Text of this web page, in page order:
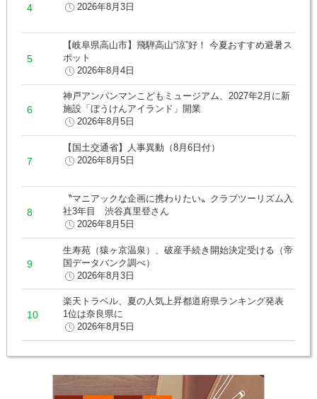
2026年8月3日
【岐阜県高山市】飛騨高山“涼”好！ 今夏おすすめ避暑ス
ポット
2026年8月4日
神戸アンパンマンこどもミュージアム、2027年2月に新
施設「ぼうけんアイランド」開業
2026年8月5日
【国土交通省】人事異動（8月6日付）
2026年8月5日
〝マニアックな企画に携わりたい〟クラブツーリズム入
社3年目 渋谷真里登さん
2026年8月5日
生寿苑（猿ヶ京温泉）、破産手続き開始決定受ける（帝
国データバンク調べ）
2026年8月3日
楽天トラベル、夏の人気上昇都道府県ランキング発表
1位は奈良県に
2026年8月5日